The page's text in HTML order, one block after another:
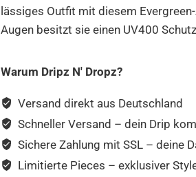
lässiges Outfit mit diesem
Augen besitzt sie einen UV400
Warum Dripz N' Dropz?
Versand direkt aus Deutschland
Schneller Versand – dein Drip
Sichere Zahlung mit SSL – deine
Limitierte Pieces – exklusiver